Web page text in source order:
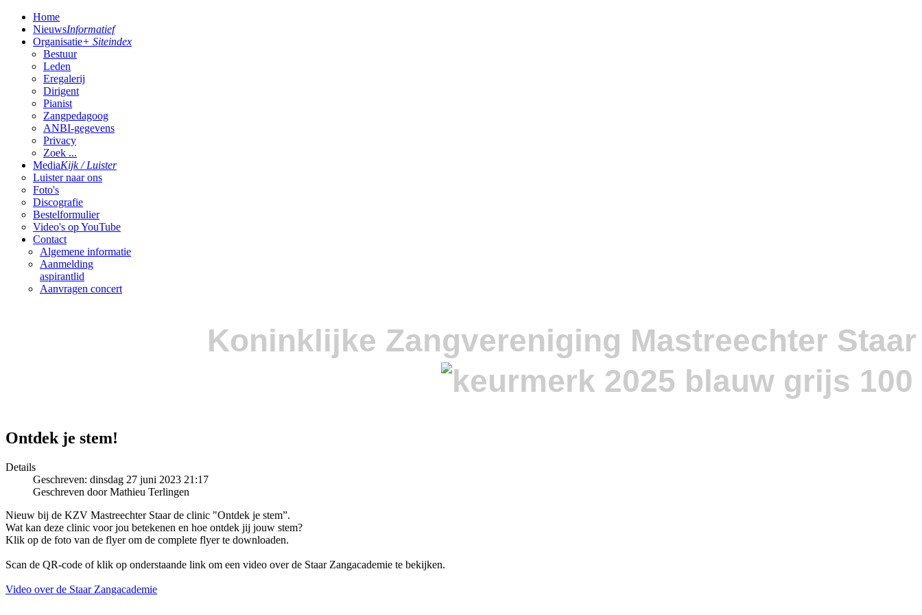
Home
NieuwsInformatief
Organisatie+ Siteindex
Bestuur
Leden
Eregalerij
Dirigent
Pianist
Zangpedagoog
ANBI-gegevens
Privacy
Zoek ...
MediaKijk / Luister
Luister naar ons
Foto's
Discografie
Bestelformulier
Video's op YouTube
Contact
Algemene informatie
Aanmelding
aspirantlid
Aanvragen concert
Koninklijke Zangvereniging Mastreechter Staar
Ontdek je stem!
Details
Geschreven: dinsdag 27 juni 2023 21:17
Geschreven door Mathieu Terlingen
Nieuw bij de KZV Mastreechter Staar de clinic "Ontdek je stem”.
Wat kan deze clinic voor jou betekenen en hoe ontdek jij jouw stem?
Klik op de foto van de flyer om de complete flyer te downloaden.
Scan de QR-code of klik op onderstaande link om een video over de Staar Zangacademie te bekijken.
Video over de Staar Zangacademie